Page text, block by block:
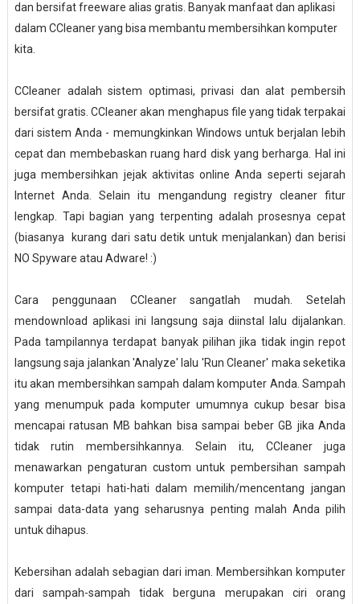
dan bersifat freeware alias gratis. Banyak manfaat dan aplikasi
dalam CCleaner yang bisa membantu membersihkan komputer
kita.
CCleaner adalah sistem optimasi, privasi dan alat pembersih
bersifat gratis. CCleaner akan menghapus file yang tidak terpakai
dari sistem Anda - memungkinkan Windows untuk berjalan lebih
cepat dan membebaskan ruang hard disk yang berharga. Hal ini
juga membersihkan jejak aktivitas online Anda seperti sejarah
Internet Anda. Selain itu mengandung registry cleaner fitur
lengkap. Tapi bagian yang terpenting adalah prosesnya cepat
(biasanya kurang dari satu detik untuk menjalankan) dan berisi
NO Spyware atau Adware! :)
Cara penggunaan CCleaner sangatlah mudah. Setelah
mendownload aplikasi ini langsung saja diinstal lalu dijalankan.
Pada tampilannya terdapat banyak pilihan jika tidak ingin repot
langsung saja jalankan 'Analyze' lalu 'Run Cleaner' maka seketika
itu akan membersihkan sampah dalam komputer Anda. Sampah
yang menumpuk pada komputer umumnya cukup besar bisa
mencapai ratusan MB bahkan bisa sampai beber GB jika Anda
tidak rutin membersihkannya. Selain itu, CCleaner juga
menawarkan pengaturan custom untuk pembersihan sampah
komputer tetapi hati-hati dalam memilih/mencentang jangan
sampai data-data yang seharusnya penting malah Anda pilih
untuk dihapus.
Kebersihan adalah sebagian dari iman. Membersihkan komputer
dari sampah-sampah tidak berguna merupakan ciri orang